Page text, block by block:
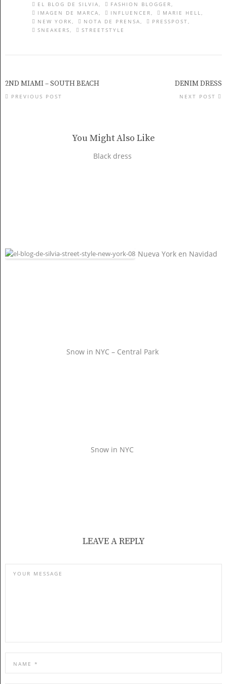
EL BLOG DE SILVIA
FASHION BLOGGER
IMAGEN DE MARCA
INFLUENCER
MARIE HELL
NEW YORK
NOTA DE PRENSA
PRESSPOST
SNEAKERS
STREETSTYLE
2ND MIAMI – SOUTH BEACH
PREVIOUS POST
DENIM DRESS
NEXT POST
You Might Also Like
Black dress
Nueva York en Navidad
Snow in NYC – Central Park
Snow in NYC
LEAVE A REPLY